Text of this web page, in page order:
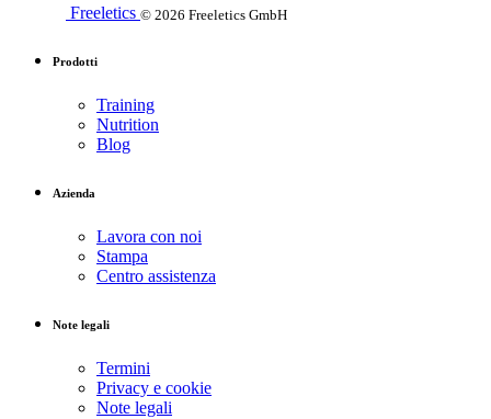
Freeletics © 2026 Freeletics GmbH
Prodotti
Training
Nutrition
Blog
Azienda
Lavora con noi
Stampa
Centro assistenza
Note legali
Termini
Privacy e cookie
Note legali